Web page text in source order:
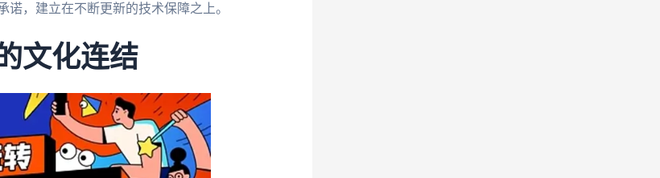
，建立在不断更新的技术保障之上。
文化连结